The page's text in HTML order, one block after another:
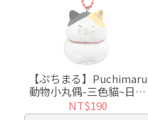
【ぷちまる】Puchimaru
動物小丸偶-三色貓~日本
超人氣絨毛小吊飾
NT$190